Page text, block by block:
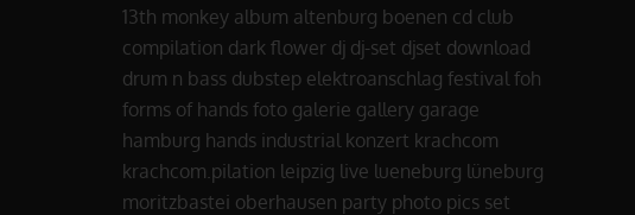
13th monkey album altenburg boenen cd club
compilation dark flower dj dj-set djset download
drum n bass dubstep elektroanschlag festival foh
forms of hands foto galerie gallery garage
hamburg hands industrial konzert krachcom
krachcom.pilation leipzig live lueneburg lüneburg
moritzbastei oberhausen party photo pics set